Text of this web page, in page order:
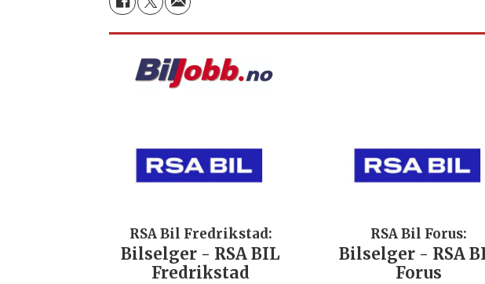
RSA Bil Fredrikstad:
Bilselger - RSA BIL
Fredrikstad
RSA Bil Forus:
Bilselger - RSA
Forus